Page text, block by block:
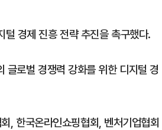
경제 진흥 전략 추진을 촉구했다.
로벌 경쟁력 강화를 위한 디지털 경
, 한국온라인쇼핑협회, 벤처기업협회